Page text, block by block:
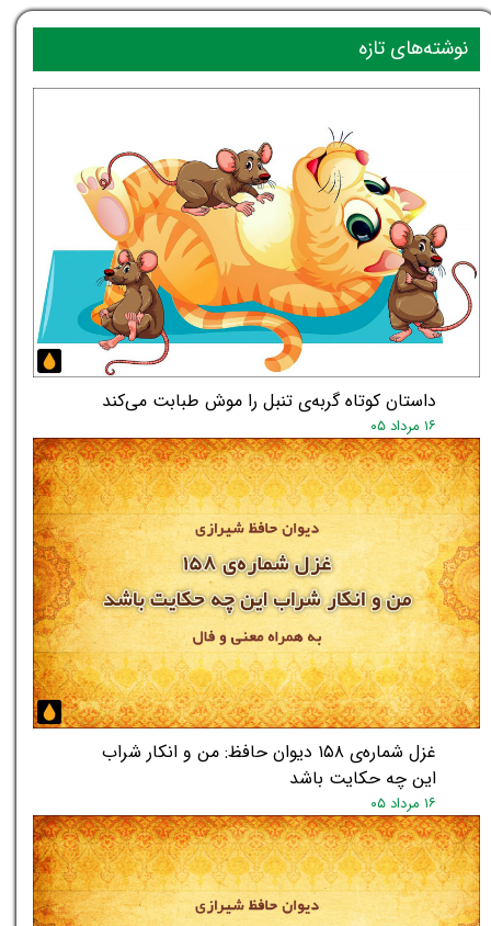
داستان کوتاه گربه‌ی تنبل را موش طبابت می‌کند
۱۶ مرداد ۰۵
غزل شماره‌ی ۱۵۸ دیوان حافظ: من و انکار شراب
این چه حکایت باشد
۱۶ مرداد ۰۵
نوشته‌های تازه